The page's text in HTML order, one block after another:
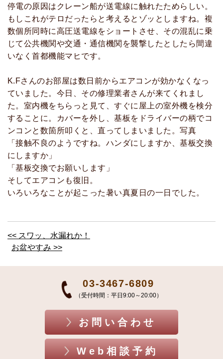
停電の原因はクレーン船が送電線に触れたためらしい。
もしこれがテロだったらと考えるとゾッとしますね。複
数個所同時に高圧送電線をショートさせ、その混乱に乗
じて公共機関や交通・通信機関を襲撃したとしたら間違
いなく首都機能マヒです。
K.Fさんのお部屋は数日前からエアコンが効かなくなっ
ていました。今日、その修理業者さんが来てくれまし
た。室内機をちらっと見て、すぐに屋上の室外機を検分
することに。カバーを外し、基板をドライバーの柄でコ
ンコンと数箇所叩くと、直ってしまいました。写真
「接触不良のようですね。ハンダにしますか、基板交換
にしますか」
「基板交換でお願いします」
そしてエアコンも復旧。
いろいろなことが起こった暑い真夏日の一日でした。
<< スワッ、水漏れか！
お盆やすみ >>
03-3467-6809
（受付時間：平日9:00～20:00）
お問い合わせ
Web相談予約